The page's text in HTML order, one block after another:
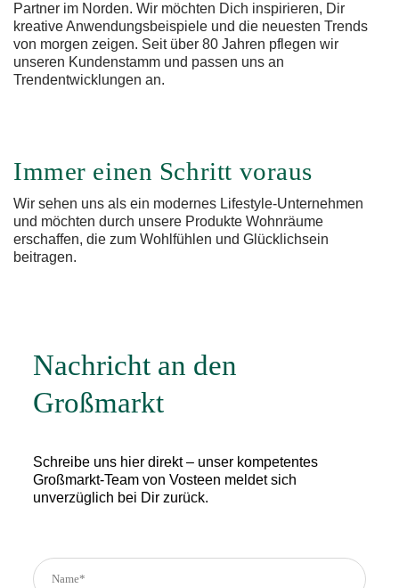
Partner im Norden. Wir möchten Dich inspirieren, Dir
kreative Anwendungsbeispiele und die neuesten Trends
von morgen zeigen. Seit über 80 Jahren pflegen wir
unseren Kundenstamm und passen uns an
Trendentwicklungen an.
Immer einen Schritt voraus
Wir sehen uns als ein modernes Lifestyle-Unternehmen
und möchten durch unsere Produkte Wohnräume
erschaffen, die zum Wohlfühlen und Glücklichsein
beitragen.
Nachricht an den
Großmarkt
Schreibe uns hier direkt – unser kompetentes
Großmarkt-Team von Vosteen meldet sich
unverzüglich bei Dir zurück.